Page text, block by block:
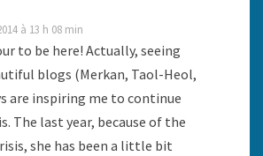
à 13 h 08 min
to be here! Actually, seeing
blogs (Merkan, Taol-Heol,
are inspiring me to continue
The last year, because of the
she has been a little bit